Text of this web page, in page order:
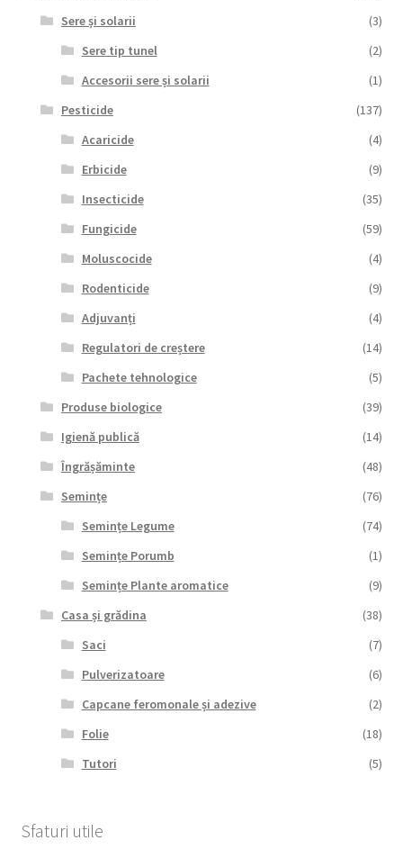
Sere și solarii
(3)
Sere tip tunel
(2)
Accesorii sere și solarii
(1)
Pesticide
(137)
Acaricide
(4)
Erbicide
(9)
Insecticide
(35)
Fungicide
(59)
Moluscocide
(4)
Rodenticide
(9)
Adjuvanți
(4)
Regulatori de creștere
(14)
Pachete tehnologice
(5)
Produse biologice
(39)
Igienă publică
(14)
Îngrășăminte
(48)
Semințe
(76)
Semințe Legume
(74)
Semințe Porumb
(1)
Semințe Plante aromatice
(9)
Casa și grădina
(38)
Saci
(7)
Pulverizatoare
(6)
Capcane feromonale și adezive
(2)
Folie
(18)
Tutori
(5)
Sfaturi utile